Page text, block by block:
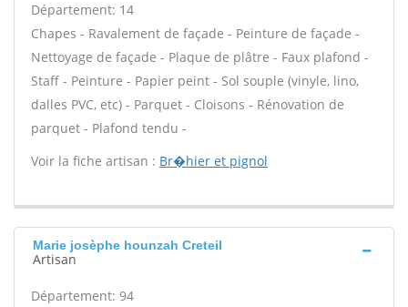
Département: 14
Chapes - Ravalement de façade - Peinture de façade -
Nettoyage de façade - Plaque de plâtre - Faux plafond -
Staff - Peinture - Papier peint - Sol souple (vinyle, lino,
dalles PVC, etc) - Parquet - Cloisons - Rénovation de
parquet - Plafond tendu -
Voir la fiche artisan : Br�hier et pignol
Marie josèphe hounzah Creteil
Artisan
Département: 94